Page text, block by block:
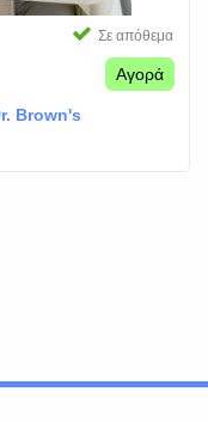
Σε απόθεμα
Αγορά
Brown's